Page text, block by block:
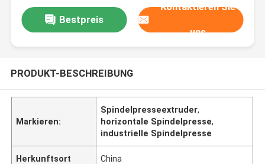
Bestpreis
Kontaktieren Sie
uns
PRODUKT-BESCHREIBUNG
Markieren:
Spindelpresseextruder,
horizontale Spindelpresse,
industrielle Spindelpresse
Herkunftsort China